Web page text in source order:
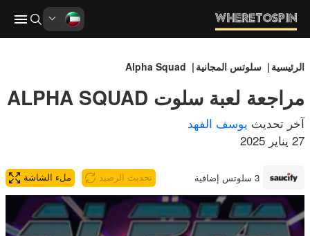
الرئيسية سلوتس المجانية Alpha Squad
مراجعة لعبة سلوت ALPHA SQUAD
آخر تحديث يوسف الفهد
27 يناير 2025
3 سلوتس إضافية تحديث الرصيد ملء الشاشة